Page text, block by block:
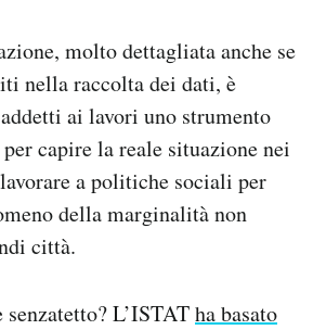
molto dettagliata anche se
nella raccolta dei dati, è
ai lavori uno strumento
capire la reale situazione nei
a politiche sociali per
della marginalità non
città.
L’ISTATha basato